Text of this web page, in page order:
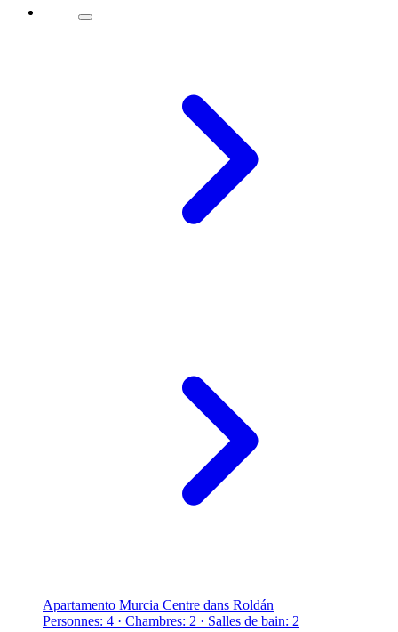
Apartamento Murcia Centre dans Roldán
Personnes: 4 · Chambres: 2 · Salles de bain: 2